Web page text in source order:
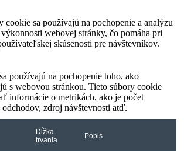
cookie sa používajú na pochopenie a analýzu
webovej stránky, čo pomáha pri
skúsenosti pre návštevníkov.
používajú na pochopenie toho, ako
s webovou stránkou. Tieto súbory cookie
informácie o metrikách, ako je počet
zdroj návštevnosti atď.
Dĺžka
trvania
Popis